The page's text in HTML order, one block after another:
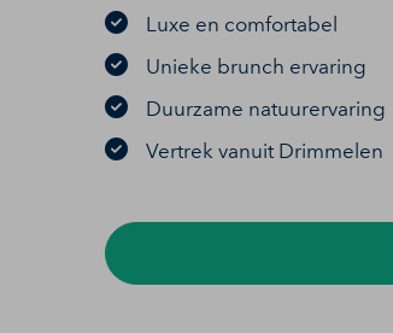
Luxe en comfortabel
Unieke brunch ervaring
Duurzame natuurervaring
Vertrek vanuit Drimmelen